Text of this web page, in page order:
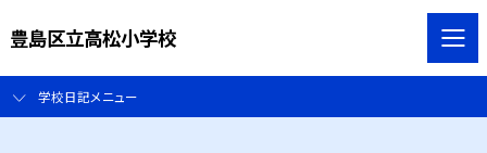
豊島区立高松小学校
学校日記メニュー